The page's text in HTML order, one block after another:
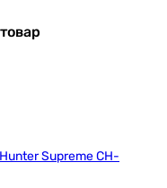
Supreme CH-